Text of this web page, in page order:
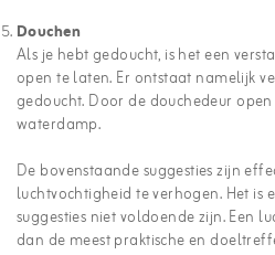
Douchen
Als je hebt gedoucht, is het een
open te laten. Er ontstaat namelijk
gedoucht. Door de douchedeur
waterdamp.
De bovenstaande suggesties zijn
luchtvochtigheid te verhogen. Het is
suggesties niet voldoende zijn. Een
dan de meest praktische en